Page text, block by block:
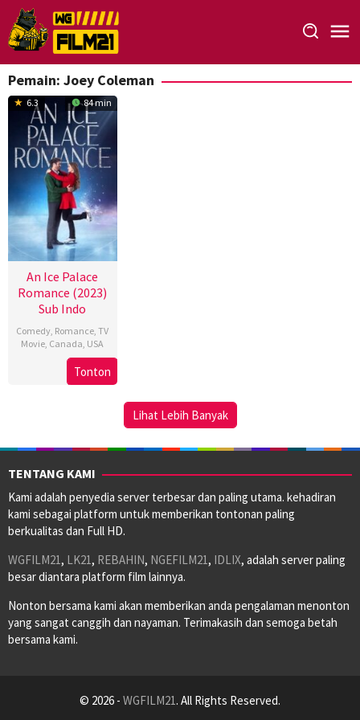
Loncat
ke
konten
Pemain: Joey Coleman
6.3 84 min
An Ice Palace
Romance (2023)
Sub Indo
Comedy Romance ,TV
Movie Canada USA
Dec
Shawna
Steele
Tonton
Lihat Lebih Banyak
TENTANG KAMI
Kami adalah penyedia server terbesar dan paling utama. kehadiran
kami sebagai platform untuk memberikan tontonan paling
berkualitas dan Full HD.
WGFILM21, LK21, REBAHIN, NGEFILM21, IDLIX, adalah server paling
besar diantara platform film lainnya.
Nonton bersama kami akan memberikan anda pengalaman menonton
yang sangat canggih dan nayaman. Terimakasih dan semoga betah
bersama kami.
© 2026 - WGFILM21. All Rights Reserved.